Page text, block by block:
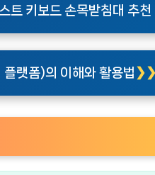
트 키보드 손목받침대 추천
랫폼)의 이해와 활용법